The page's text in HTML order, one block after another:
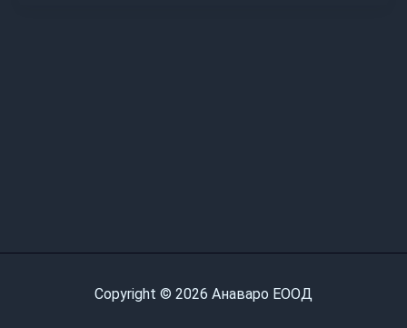
Copyright © 2026 Анаваро ЕООД